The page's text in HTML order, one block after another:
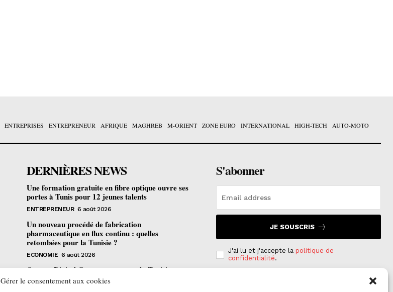
Gérer le consentement aux cookies
ENTREPRISES ENTREPRENEUR AFRIQUE MAGHREB M-ORIENT ZONE EURO INTERNATIONAL HIGH-TECH AUTO-MOTO
DERNIÈRES NEWS
Une formation gratuite en fibre optique ouvre ses
portes à Tunis pour 12 jeunes talents
ENTREPRENEUR 6 août 2026
Un nouveau procédé de fabrication
pharmaceutique en flux continu : quelles
retombées pour la Tunisie ?
ECONOMIE 6 août 2026
Orange Digital Center : comment la Tunisie est
devenue le laboratoire mondial de l’inclusion
S'abonner
JE SOUSCRIS
J'ai lu et j'accepte la politique de
confidentialité.